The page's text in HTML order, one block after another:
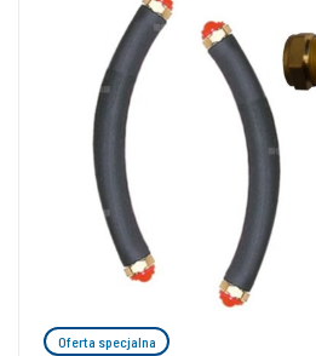
Oferta specjalna